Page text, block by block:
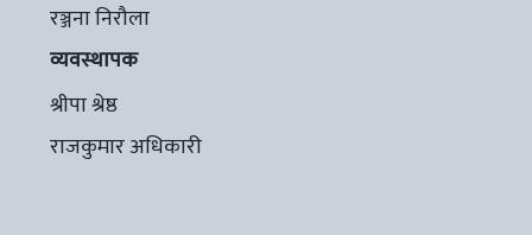
रञ्जना निरौला
व्यवस्थापक
श्रीपा श्रेष्ठ
राजकुमार अधिकारी